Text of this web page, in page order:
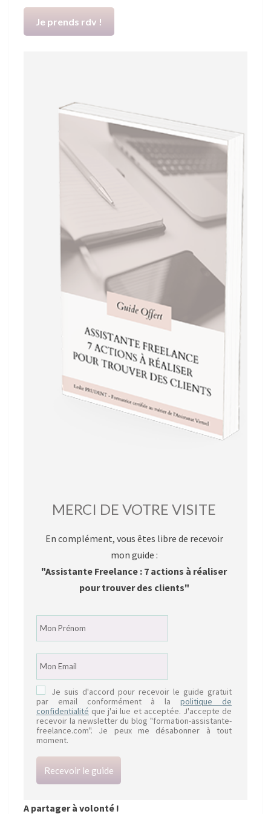
Je prends rdv !
MERCI DE VOTRE VISITE
En complément, vous êtes libre de recevoir
mon guide :
"Assistante Freelance : 7 actions à réaliser
pour trouver des clients"
Je suis d'accord pour recevoir le guide gratuit
par email conformément à lapolitique de
confidentialité que j'ai lue et acceptée. J'accepte de
recevoir la newsletter du blog "formation-assistante-
freelance.com". Je peux me désabonner à tout
moment.
Recevoir le guide
A partager à volonté !